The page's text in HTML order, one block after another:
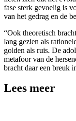
fase sterk gevoelig is
van het gedrag en de
“Ook theoretisch
lang gezien als
golden als ruis. De
metafoor van de
bracht daar een breuk
Lees meer